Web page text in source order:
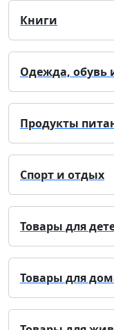
Книги
Одежда, обувь
Продукты
Спорт и отдых
Товары для
Товары для